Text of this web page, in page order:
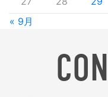
« 9月